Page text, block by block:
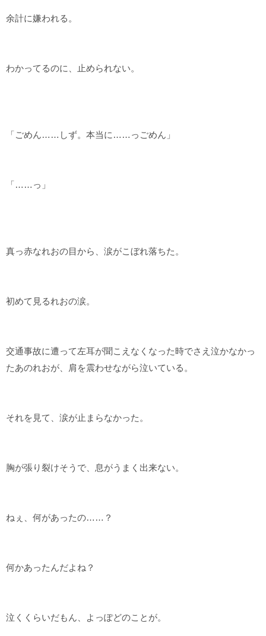
余計に嫌われる。
わかってるのに、止められない。
「ごめん……しず。本当に……っごめん」
「……っ」
真っ赤なれおの目から、涙がこぼれ落ちた。
初めて見るれおの涙。
交通事故に遭って左耳が聞こえなくなった時でさえ泣かなかっ
たあのれおが、肩を震わせながら泣いている。
それを見て、涙が止まらなかった。
胸が張り裂けそうで、息がうまく出来ない。
ねぇ、何があったの……？
何かあったんだよね？
泣くくらいだもん、よっぽどのことが。